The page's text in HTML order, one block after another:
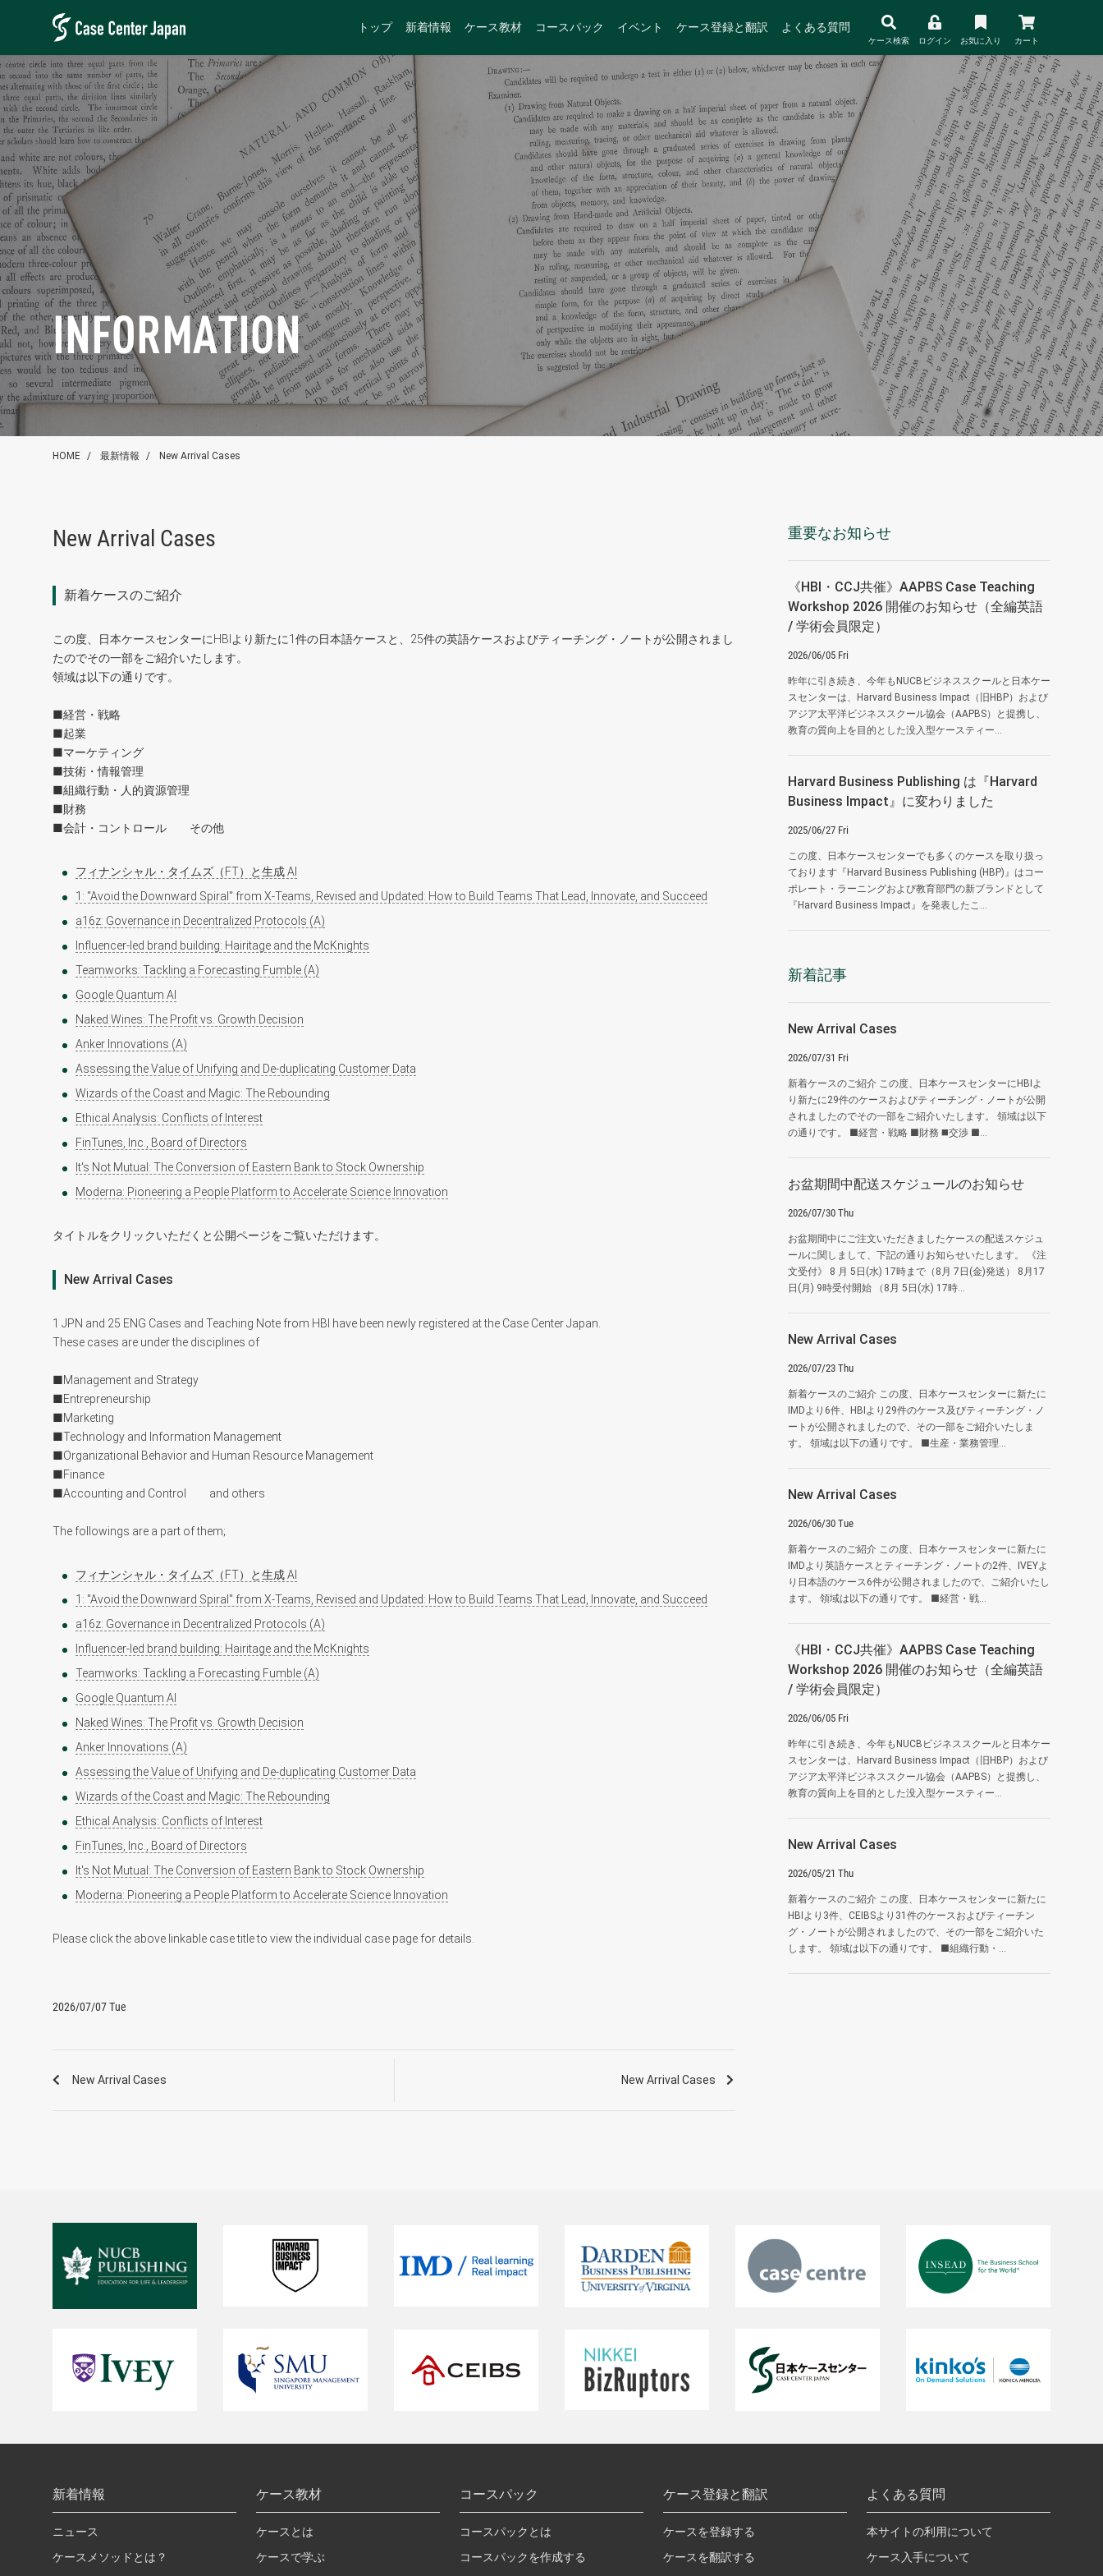
トップ 新着情報 ケース教材 コースパック イベント ケース登録と翻訳 よくある質問
ケース検索 ログイン お気に入り カート
INFORMATION
HOME 最新情報 New Arrival Cases
New Arrival Cases
新着ケースのご紹介
この度、日本ケースセンターにHBIより新たに1件の日本語ケースと、25件の英語ケースおよびティーチング・ノートが公開されまし
たのでその一部をご紹介いたします。
領域は以下の通りです。
■経営・戦略
■起業
■マーケティング
■技術・情報管理
■組織行動・人的資源管理
■財務
■会計・コントロール その他
フィナンシャル・タイムズ（FT）と生成 AI
1: "Avoid the Downward Spiral" from X-Teams, Revised and Updated: How to Build Teams That Lead, Innovate, and Succeed
a16z: Governance in Decentralized Protocols (A)
Influencer-led brand building: Hairitage and the McKnights
Teamworks: Tackling a Forecasting Fumble (A)
Google Quantum AI
Naked Wines: The Profit vs. Growth Decision
Anker Innovations (A)
Assessing the Value of Unifying and De-duplicating Customer Data
Wizards of the Coast and Magic: The Rebounding
Ethical Analysis: Conflicts of Interest
FinTunes, Inc., Board of Directors
It's Not Mutual: The Conversion of Eastern Bank to Stock Ownership
Moderna: Pioneering a People Platform to Accelerate Science Innovation
タイトルをクリックいただくと公開ページをご覧いただけます。
New Arrival Cases
1 JPN and 25 ENG Cases and Teaching Note from HBI have been︎ newly registered︎ at ︎the Case︎ Center︎ Japan.
These cases are under the disciplines of
■Management and Strategy
■Entrepreneurship
■Marketing
■Technology and Information Management
■Organizational Behavior and Human Resource Management
■Finance
■Accounting and Control and others
The followings are a part of them;
フィナンシャル・タイムズ（FT）と生成 AI
1: "Avoid the Downward Spiral" from X-Teams, Revised and Updated: How to Build Teams That Lead, Innovate, and Succeed
a16z: Governance in Decentralized Protocols (A)
Influencer-led brand building: Hairitage and the McKnights
Teamworks: Tackling a Forecasting Fumble (A)
Google Quantum AI
Naked Wines: The Profit vs. Growth Decision
Anker Innovations (A)
Assessing the Value of Unifying and De-duplicating Customer Data
Wizards of the Coast and Magic: The Rebounding
Ethical Analysis: Conflicts of Interest
FinTunes, Inc., Board of Directors
It's Not Mutual: The Conversion of Eastern Bank to Stock Ownership
Moderna: Pioneering a People Platform to Accelerate Science Innovation
Please click the above linkable case title to view the individual case page for details.
2026/07/07 Tue
New Arrival Cases New Arrival Cases
重要なお知らせ
《HBI・CCJ共催》AAPBS Case Teaching
Workshop 2026 開催のお知らせ（全編英語
/ 学術会員限定）
2026/06/05 Fri
昨年に引き続き、今年もNUCBビジネススクールと日本ケー
スセンターは、Harvard Business Impact（旧HBP）および
アジア太平洋ビジネススクール協会（AAPBS）と提携し、
教育の質向上を目的とした没入型ケースティー...
Harvard Business Publishing は『Harvard
Business Impact』に変わりました
2025/06/27 Fri
この度、日本ケースセンターでも多くのケースを取り扱っ
ております『Harvard Business Publishing (HBP)』はコー
ポレート・ラーニングおよび教育部門の新ブランドとして
『Harvard Business Impact』を発表したこ...
新着記事
New Arrival Cases
2026/07/31 Fri
新着ケースのご紹介 この度、日本ケースセンターにHBIよ
り新たに29件のケースおよびティーチング・ノートが公開
されましたのでその一部をご紹介いたします。 領域は以下
の通りです。 ■経営・戦略 ■財務 ◼️交渉 ■...
お盆期間中配送スケジュールのお知らせ
2026/07/30 Thu
お盆期間中にご注文いただきましたケースの配送スケジュ
ールに関しまして、下記の通りお知らせいたします。 《注
文受付》 8 月 5日(水) 17時まで（8月 7日(金)発送） 8月17
日(月) 9時受付開始 （8月 5日(水) 17時...
New Arrival Cases
2026/07/23 Thu
新着ケースのご紹介 この度、日本ケースセンターに新たに
IMDより6件、HBIより29件のケース及びティーチング・ノ
ートが公開されましたので、その一部をご紹介いたしま
す。 領域は以下の通りです。 ■生産・業務管理...
New Arrival Cases
2026/06/30 Tue
新着ケースのご紹介 この度、日本ケースセンターに新たに
IMDより英語ケースとティーチング・ノートの2件、IVEYよ
り日本語のケース6件が公開されましたので、ご紹介いたし
ます。 領域は以下の通りです。 ■経営・戦...
《HBI・CCJ共催》AAPBS Case Teaching
Workshop 2026 開催のお知らせ（全編英語
/ 学術会員限定）
2026/06/05 Fri
昨年に引き続き、今年もNUCBビジネススクールと日本ケー
スセンターは、Harvard Business Impact（旧HBP）および
アジア太平洋ビジネススクール協会（AAPBS）と提携し、
教育の質向上を目的とした没入型ケースティー...
New Arrival Cases
2026/05/21 Thu
新着ケースのご紹介 この度、日本ケースセンターに新たに
HBIより3件、CEIBSより31件のケースおよびティーチン
グ・ノートが公開されましたので、その一部をご紹介いた
します。 領域は以下の通りです。 ■組織行動・...
新着情報
ニュース
ケースメソッドとは？
ケース教材
ケースとは
ケースで学ぶ
コースパック
コースパックとは
コースパックを作成する
ケース登録と翻訳
ケースを登録する
ケースを翻訳する
よくある質問
本サイトの利用について
ケース入手について